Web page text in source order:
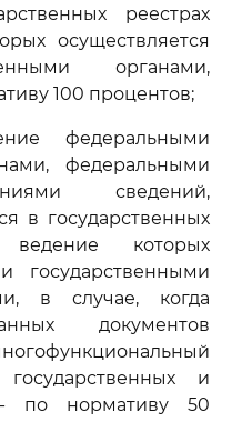
реестрах
осуществляется
органами,
100 процентов;
федеральными
федеральными
сведений,
в государственных
ведение которых
государственными
в случае, когда
документов
и
- по нормативу 50